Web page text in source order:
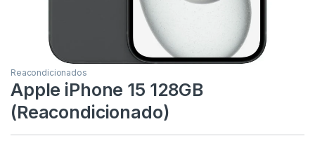
Reacondicionados
Apple iPhone 15 128GB
(Reacondicionado)